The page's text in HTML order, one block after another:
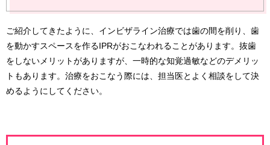
ご紹介してきたように、インビザライン治療では歯の間を削り、歯
を動かすスペースを作るIPRがおこなわれることがあります。抜歯
をしないメリットがありますが、一時的な知覚過敏などのデメリッ
トもあります。治療をおこなう際には、担当医とよく相談をして決
めるようにしてください。